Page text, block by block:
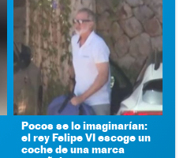
Pocos se lo imaginarían:
el rey Felipe VI escoge un
coche de una marca